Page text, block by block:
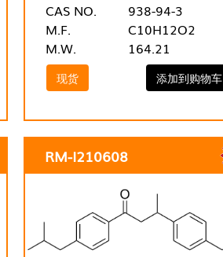
CAS NO.
938-94-3
M.F.
C10H12O2
M.W.
164.21
现货 添加到购物车
RM-I210608